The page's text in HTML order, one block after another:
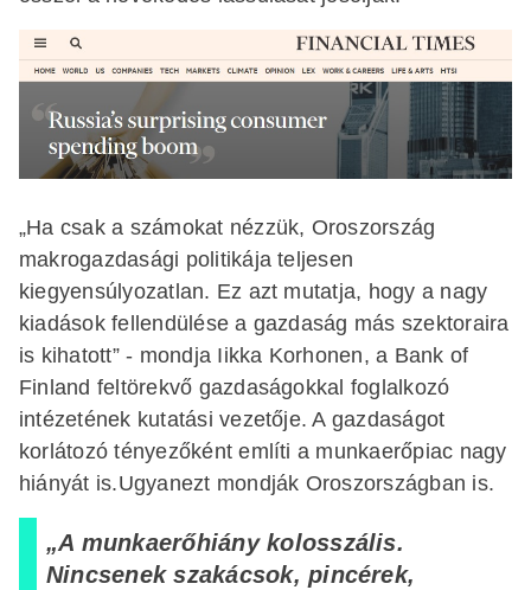
„Ha csak a számokat nézzük, Oroszország
makrogazdasági politikája teljesen
kiegyensúlyozatlan. Ez azt mutatja, hogy a nagy
kiadások fellendülése a gazdaság más szektoraira
is kihatott” - mondja Iikka Korhonen, a Bank of
Finland feltörekvő gazdaságokkal foglalkozó
intézetének kutatási vezetője. A gazdaságot
korlátozó tényezőként említi a munkaerőpiac nagy
hiányát is.Ugyanezt mondják Oroszországban is.
„A munkaerőhiány kolosszális.
Nincsenek szakácsok, pincérek,